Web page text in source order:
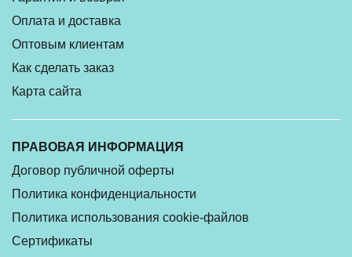
Оплата и доставка
Оптовым клиентам
Как сделать заказ
Карта сайта
ПРАВОВАЯ ИНФОРМАЦИЯ
Договор публичной оферты
Политика конфиденциальности
Политика использования cookie-файлов
Сертификаты